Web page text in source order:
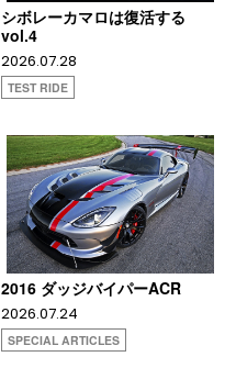
シボレーカマロは復活する
vol.4
2026.07.28
TEST RIDE
2016 ダッジバイパーACR
2026.07.24
SPECIAL ARTICLES